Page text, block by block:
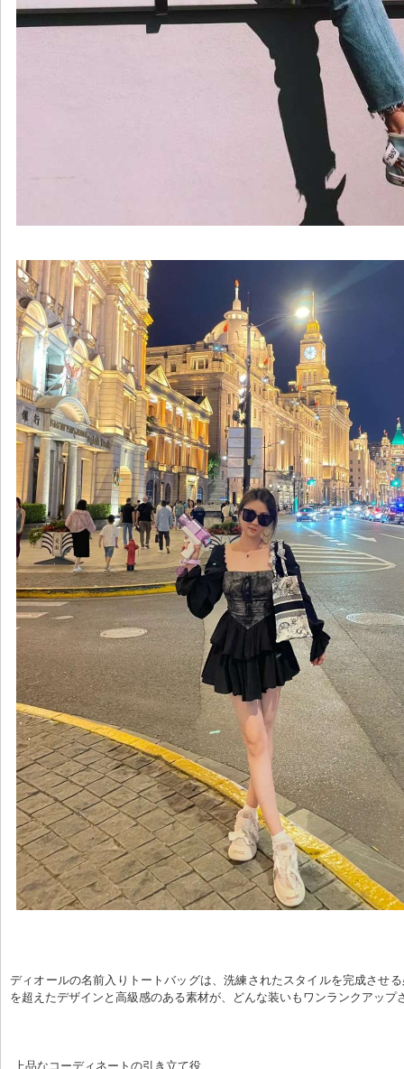
ディオールの名前入りトートバッグは、洗練されたスタイルを完成させ
を超えたデザインと高級感のある素材が、どんな装いもワンランクアップ
上品なコーディネートの引き立て役